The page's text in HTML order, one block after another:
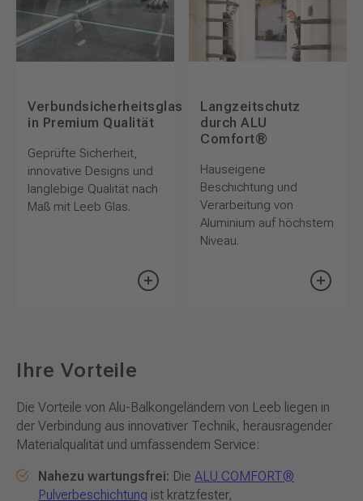
Verbundsicherheitsglas
in Premium Qualität
Geprüfte Sicherheit,
innovative Designs und
langlebige Qualität nach
Maß mit Leeb Glas.
Langzeitschutz
durch ALU
Comfort®
Hauseigene
Beschichtung und
Verarbeitung von
Aluminium auf höchstem
Niveau.
Ihre Vorteile
Die Vorteile von Alu-Balkongeländern von Leeb liegen in
der Verbindung aus innovativer Technik, herausragender
Materialqualität und umfassendem Service:
Nahezu wartungsfrei: Die ALU COMFORT®
Pulverbeschichtung ist kratzfester,